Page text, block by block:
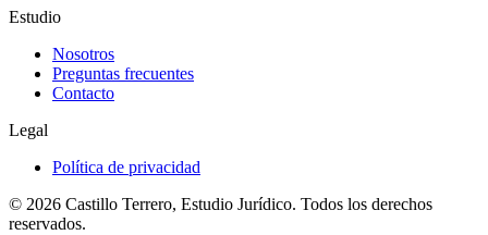
Estudio
Nosotros
Preguntas frecuentes
Contacto
Legal
Política de privacidad
© 2026 Castillo Terrero, Estudio Jurídico. Todos los derechos
reservados.